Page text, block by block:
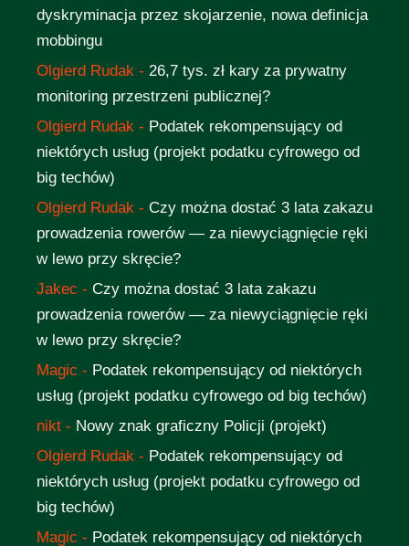
dyskryminacja przez skojarzenie, nowa definicja
mobbingu
Olgierd Rudak - 26,7 tys. zł kary za prywatny
monitoring przestrzeni publicznej?
Olgierd Rudak - Podatek rekompensujący od
niektórych usług (projekt podatku cyfrowego od
big techów)
Olgierd Rudak - Czy można dostać 3 lata zakazu
prowadzenia rowerów — za niewyciągnięcie ręki
w lewo przy skręcie?
Jakec - Czy można dostać 3 lata zakazu
prowadzenia rowerów — za niewyciągnięcie ręki
w lewo przy skręcie?
Magic - Podatek rekompensujący od niektórych
usług (projekt podatku cyfrowego od big techów)
nikt - Nowy znak graficzny Policji (projekt)
Olgierd Rudak - Podatek rekompensujący od
niektórych usług (projekt podatku cyfrowego od
big techów)
Magic - Podatek rekompensujący od niektórych